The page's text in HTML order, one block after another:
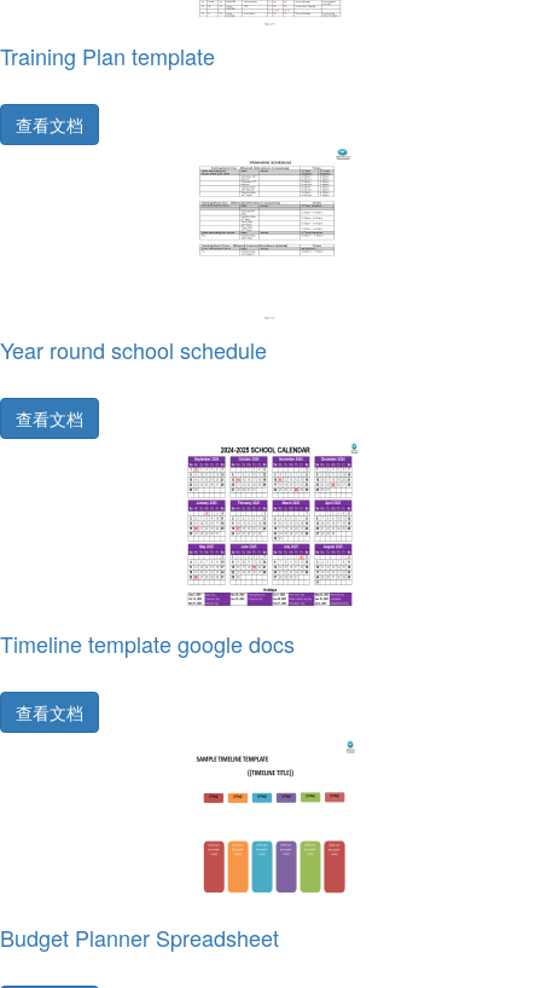
Training Plan template
查看文档
Year round school schedule
查看文档
Timeline template google docs
查看文档
Budget Planner Spreadsheet